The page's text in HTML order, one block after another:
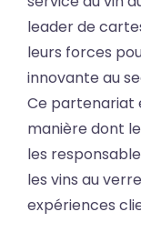
leader de
leurs forces
innovante au
Ce partenariat
manière dont
les
les vins au
expériences